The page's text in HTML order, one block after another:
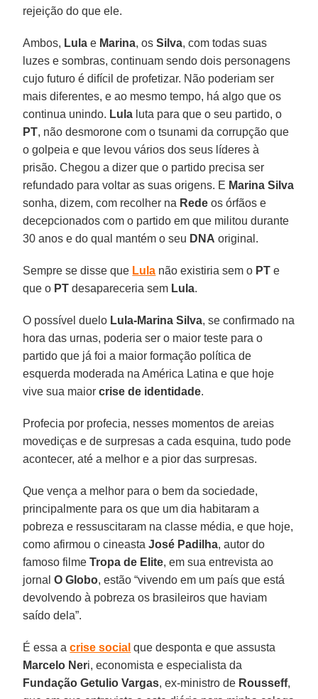
rejeição do que ele.
Ambos, Lula e Marina, osSilva, com todas suas
luzes e sombras, continuam sendo dois personagens
cujo futuro é difícil de profetizar. Não poderiam ser
mais diferentes, e ao mesmo tempo, há algo que os
continua unindo. Lula luta para que o seu partido, o
PT, não desmorone com o tsunami da corrupção que
o golpeia e que levou vários dos seus líderes à
prisão. Chegou a dizer que o partido precisa ser
refundado para voltar as suas origens. E Marina Silva
sonha, dizem, com recolher na Rede os órfãos e
decepcionados com o partido em que militou durante
30 anos e do qual mantém o seu DNA original.
Sempre se disse que Lula não existiria sem o PT e
que o PT desapareceria sem Lula.
O possível duelo Lula-Marina Silva, se confirmado na
hora das urnas, poderia ser o maior teste para o
partido que já foi a maior formação política de
esquerda moderada na América Latina e que hoje
vive sua maiorcrise de identidade.
Profecia por profecia, nesses momentos de areias
movediças e de surpresas a cada esquina, tudo pode
acontecer, até a melhor e a pior das surpresas.
Que vença a melhor para o bem da sociedade,
principalmente para os que um dia habitaram a
pobreza e ressuscitaram na classe média, e que hoje,
como afirmou o cineastaJosé Padilha, autor do
famoso filmeTropa de Elite, em sua entrevista ao
jornalO Globo, estão “vivendo em um país que está
devolvendo à pobreza os brasileiros que haviam
saído dela”.
É essa acrise social que desponta e que assusta
Marcelo Neri, economista e especialista da
Fundação Getulio Vargas, ex-ministro de Rousseff,